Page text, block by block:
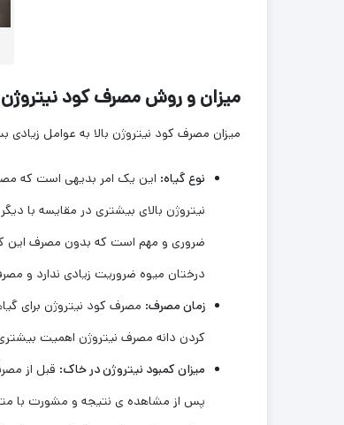
میزان و روش مصرف کود نیتروژن
میزان مصرف کود نیتروژن بالا به عوامل زیادی
نوع گیاه: این یک امر بدیهی است که
نیتروژن بالای بیشتری در مقایسه با
ضروری و مهم است که بدون مصرف این
درختان میوه ضروریت زیادی ندارد و
زمان مصرف: مصرف کود نیتروژن برای
کردن دانه مصرف نیتروژن اهمیت
میزان کمبود نیتروژن در خاک: قبل از
پس از مشاهده ی نتیجه و مشورت با